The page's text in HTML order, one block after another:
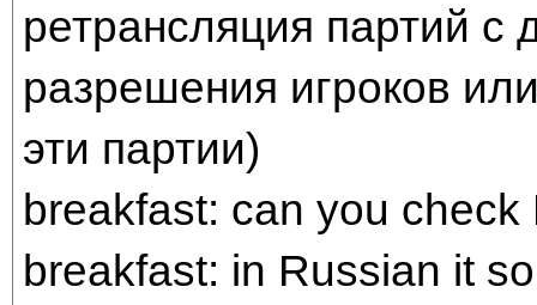
ретрансляция партий с
разрешения игроков
эти партии)
breakfast: can you check
breakfast: in Russian it